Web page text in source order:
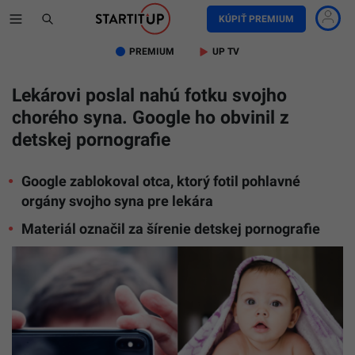
KÚPIŤ PREMIUM
PREMIUM UP TV
Lekárovi poslal nahú fotku svojho
chorého syna. Google ho obvinil z
detskej pornografie
Google zablokoval otca, ktorý fotil pohlavné
orgány svojho syna pre lekára
Materiál označil za šírenie detskej pornografie